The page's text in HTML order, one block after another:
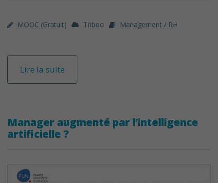
MOOC (gratuit) Triboo Management / RH
Lire la suite
Manager augmenté par l’intelligence
artificielle ?